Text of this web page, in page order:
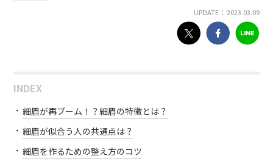
UPDATE： 2023.03.09
INDEX
細眉が再ブーム！？細眉の特徴とは？
細眉が似合う人の共通点は？
細眉を作るための整え方のコツ